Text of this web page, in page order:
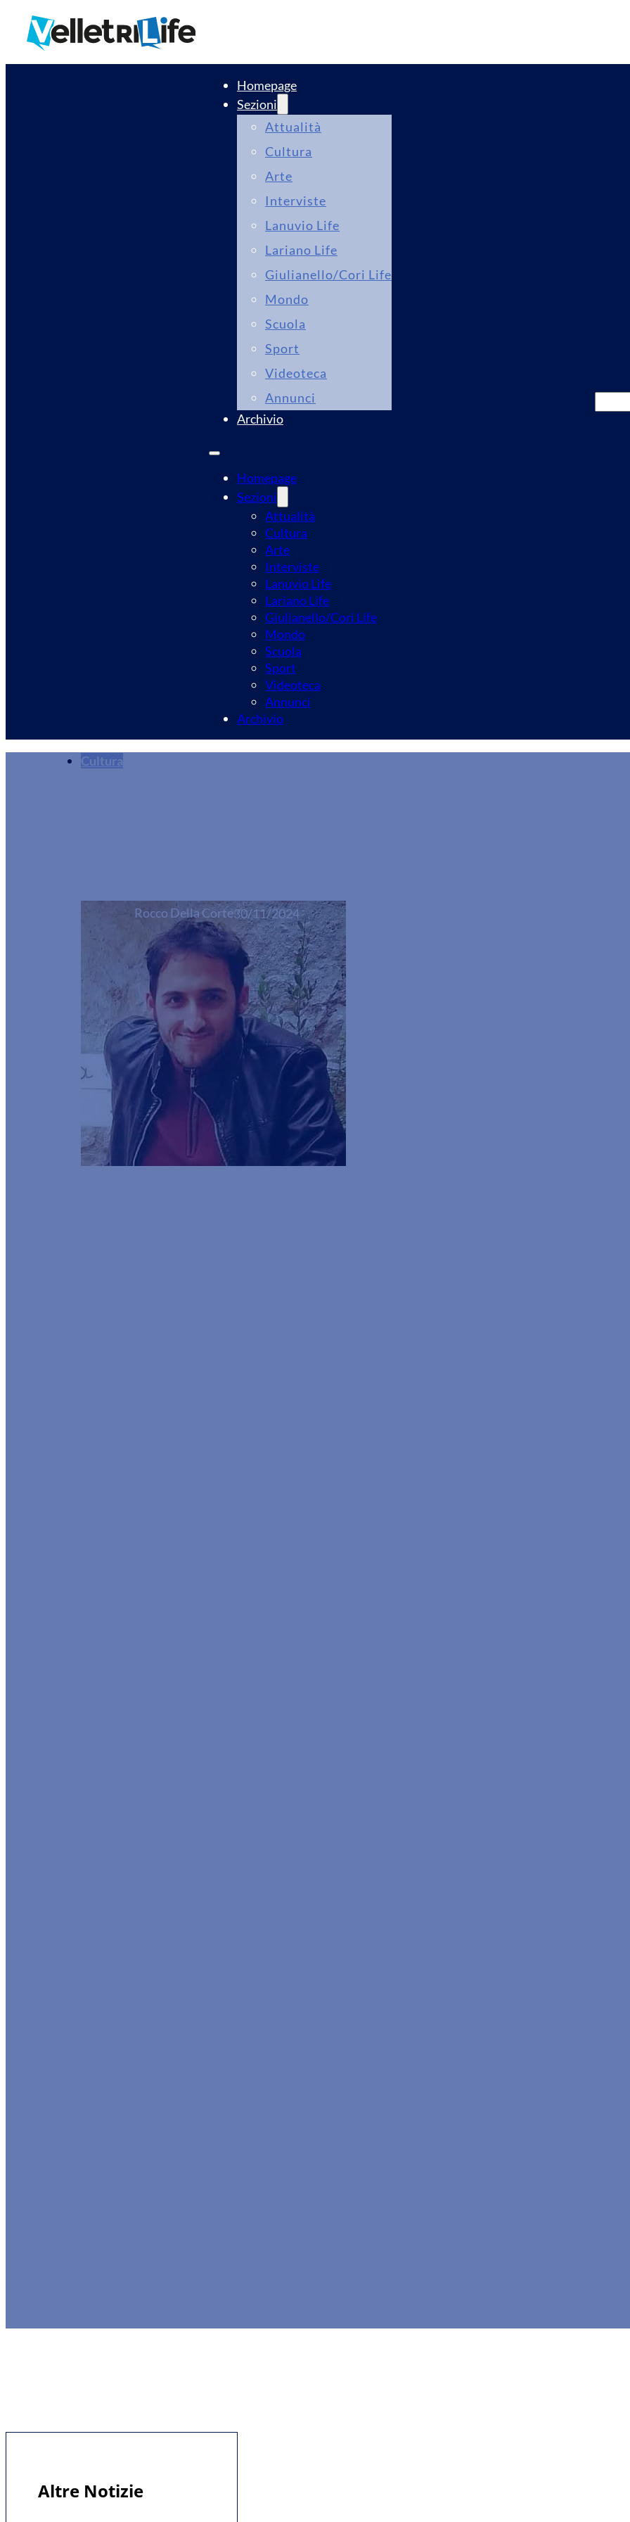
Homepage
Sezioni
Attualità
Cultura
Arte
Interviste
Lanuvio Life
Lariano Life
Giulianello/Cori Life
Mondo
Scuola
Sport
Videoteca
Annunci
Archivio
Homepage
Sezioni
Attualità
Cultura
Arte
Interviste
Lanuvio Life
Lariano Life
Giulianello/Cori Life
Mondo
Scuola
Sport
Videoteca
Annunci
Archivio
Cultura
Rocco Della Corte30/11/2024
Altre Notizie